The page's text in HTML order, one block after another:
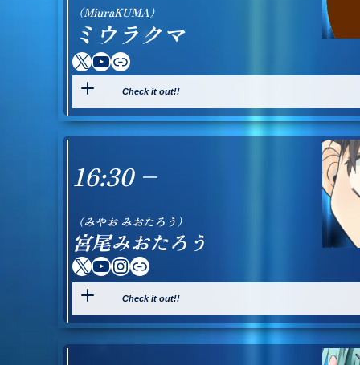
（MiuraKUMA）
ミウラクマ
X YouTube Link
Check it out!!
16:30 –
（みやお みおたろう）
宮尾みおたろう
X YouTube InstagramLink
Check it out!!